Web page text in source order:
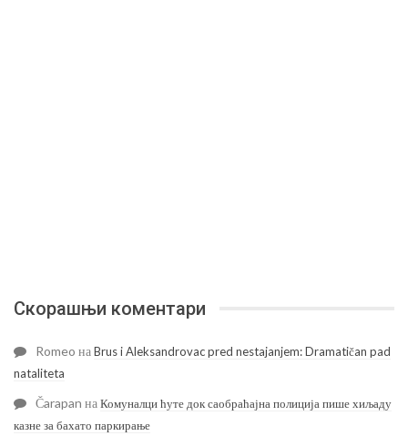
Скорашњи коментари
Romeo наBrus i Aleksandrovac pred nestajanjem: Dramatičan pad
nataliteta
Čarapan наКомуналци ћуте док саобраћајна полиција пише хиљаду
казне за бахато паркирање